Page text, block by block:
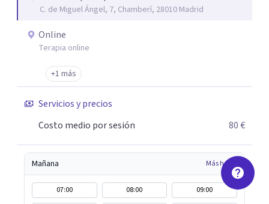
trabajo de "Terapia del Alma".
C. de Miguel Ángel, 7, Chamberí, 28010 Madrid
Online
Terapia online
+1 más
Servicios y precios
Costo medio por sesión
80 €
Mañana Más horas
07:00 08:00 09:00